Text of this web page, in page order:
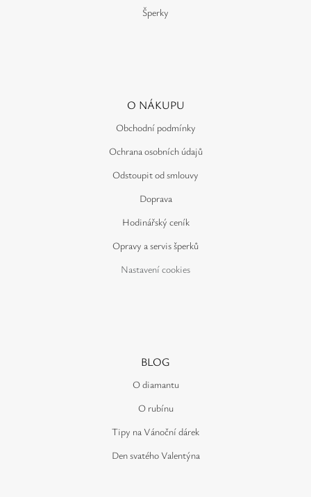
Šperky
O NÁKUPU
Obchodní podmínky
Ochrana osobních údajů
Odstoupit od smlouvy
Doprava
Hodinářský ceník
Opravy a servis šperků
Nastavení cookies
BLOG
O diamantu
O rubínu
Tipy na Vánoční dárek
Den svatého Valentýna